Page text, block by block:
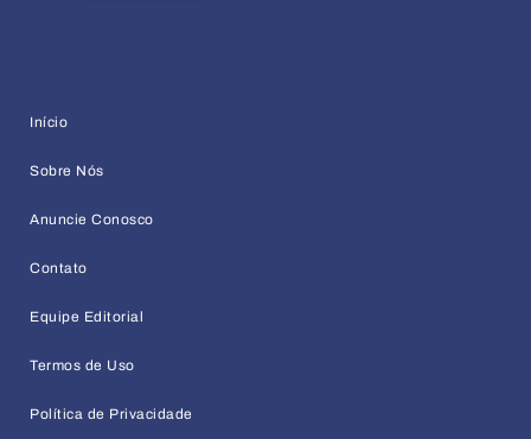
Início
Sobre Nós
Anuncie Conosco
Contato
Equipe Editorial
Termos de Uso
Política de Privacidade